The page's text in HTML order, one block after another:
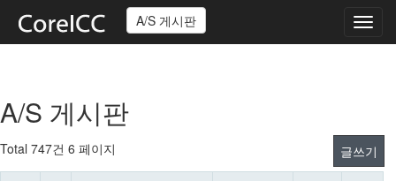
A/S 게시판
A/S 게시판
Total 747건 6 페이지 글쓰기